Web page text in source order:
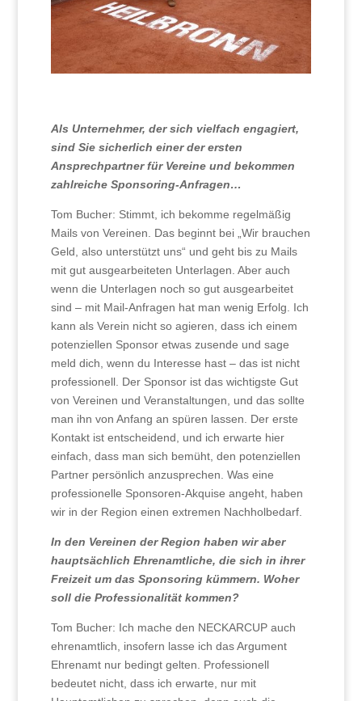
Als Unternehmer, der sich vielfach engagiert,
sind Sie sicherlich einer der ersten
Ansprechpartner für Vereine und bekommen
zahlreiche Sponsoring-Anfragen…
Tom Bucher: Stimmt, ich bekomme regelmäßig
Mails von Vereinen. Das beginnt bei „Wir brauchen
Geld, also unterstützt uns“ und geht bis zu Mails
mit gut ausgearbeiteten Unterlagen. Aber auch
wenn die Unterlagen noch so gut ausgearbeitet
sind – mit Mail-Anfragen hat man wenig Erfolg. Ich
kann als Verein nicht so agieren, dass ich einem
potenziellen Sponsor etwas zusende und sage
meld dich, wenn du Interesse hast – das ist nicht
professionell. Der Sponsor ist das wichtigste Gut
von Vereinen und Veranstaltungen, und das sollte
man ihn von Anfang an spüren lassen. Der erste
Kontakt ist entscheidend, und ich erwarte hier
einfach, dass man sich bemüht, den potenziellen
Partner persönlich anzusprechen. Was eine
professionelle Sponsoren-Akquise angeht, haben
wir in der Region einen extremen Nachholbedarf.
In den Vereinen der Region haben wir aber
hauptsächlich Ehrenamtliche, die sich in ihrer
Freizeit um das Sponsoring kümmern. Woher
soll die Professionalität kommen?
Tom Bucher: Ich mache den NECKARCUP auch
ehrenamtlich, insofern lasse ich das Argument
Ehrenamt nur bedingt gelten. Professionell
bedeutet nicht, dass ich erwarte, nur mit